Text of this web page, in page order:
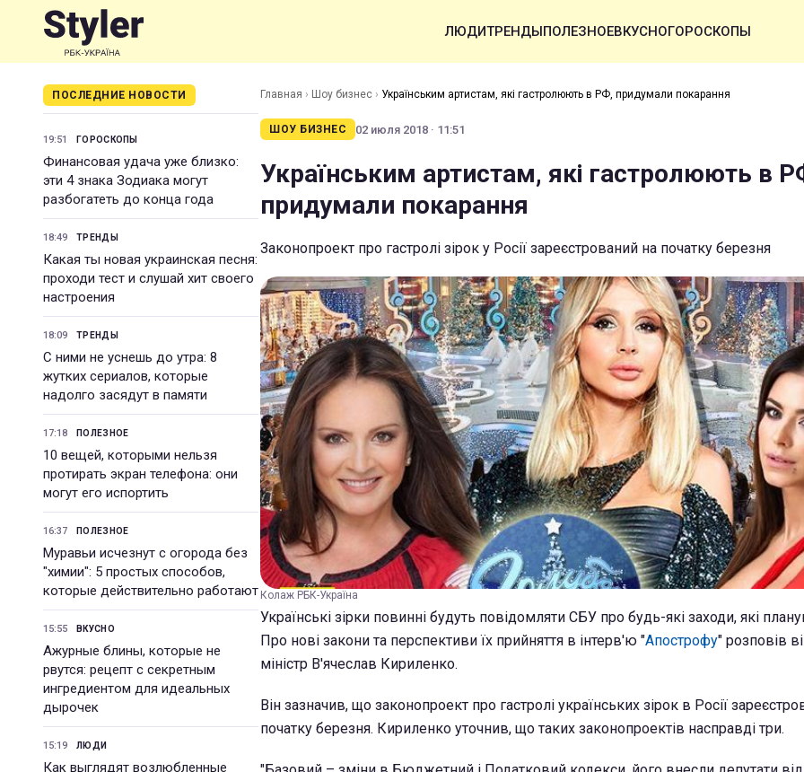
ЛЮДИТРЕНДЫПОЛЕЗНОЕВКУСНОГОРОСКОПЫ
ПОСЛЕДНИЕ НОВОСТИ
19:51 ГОРОСКОПЫ
Финансовая удача уже близко:
эти 4 знака Зодиака могут
разбогатеть до конца года
18:49 ТРЕНДЫ
Какая ты новая украинская песня:
проходи тест и слушай хит своего
настроения
18:09 ТРЕНДЫ
С ними не уснешь до утра: 8
жутких сериалов, которые
надолго засядут в памяти
17:18 ПОЛЕЗНОЕ
10 вещей, которыми нельзя
протирать экран телефона: они
могут его испортить
16:37 ПОЛЕЗНОЕ
Муравьи исчезнут с огорода без
"химии": 5 простых способов,
которые действительно работают
15:55 ВКУСНО
Ажурные блины, которые не
рвутся: рецепт с секретным
ингредиентом для идеальных
дырочек
15:19 ЛЮДИ
Как выглядят возлюбленные
Главная › Шоу бизнес › Українським артистам, які гастролюють в РФ, придумали покарання
ШОУ БИЗНЕС 02 июля 2018 · 11:51
Українським артистам, які гастролюють в
придумали покарання
Законопроект про гастролі зірок у Росії зареєстрований на початку березня
Колаж РБК-Україна
Українські зірки повинні будуть повідомляти СБУ про будь-які заходи, які
Про нові закони та перспективи їх прийняття в інтерв'ю "Апострофу" розповів
міністр В'ячеслав Кириленко.
Він зазначив, що законопроект про гастролі українських зірок в Росії
початку березня. Кириленко уточнив, що таких законопроектів насправді три.